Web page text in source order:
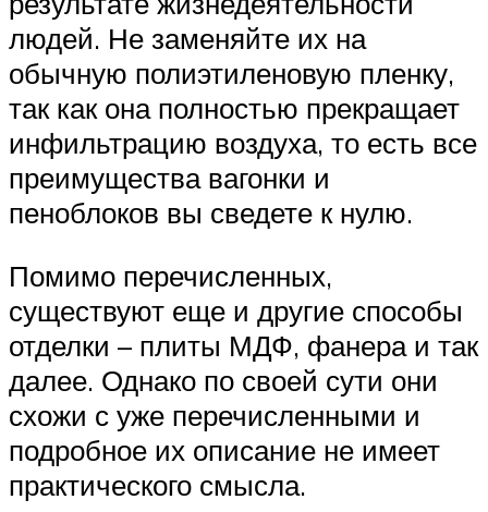
людей. Не заменяйте их на
обычную полиэтиленовую пленку,
так как она полностью прекращает
инфильтрацию воздуха, то есть все
преимущества вагонки и
пеноблоков вы сведете к нулю.
Помимо перечисленных,
существуют еще и другие способы
отделки – плиты МДФ, фанера и так
далее. Однако по своей сути они
схожи с уже перечисленными и
подробное их описание не имеет
практического смысла.